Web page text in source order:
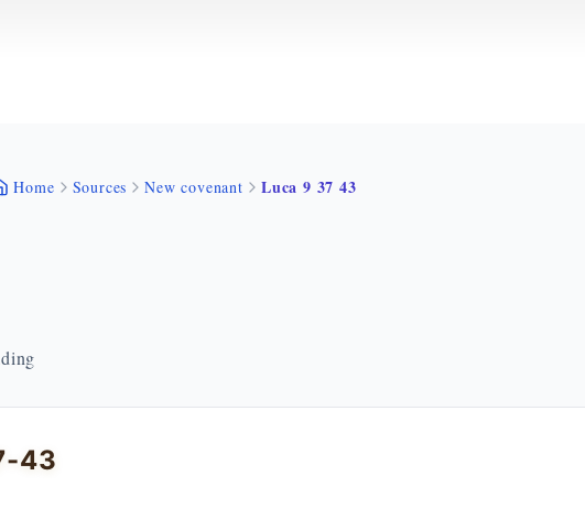
Home Sources New covenant Luca 9 37 43
43